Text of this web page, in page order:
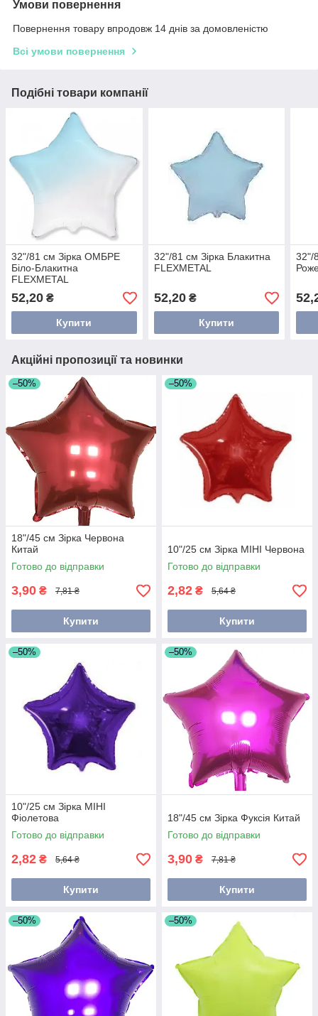
Умови повернення
Повернення товару впродовж 14 днів за домовленістю
Всі умови повернення
Подібні товари компанії
32"/81 см Зірка ОМБРЕ
Біло-Блакитна
FLEXMETAL
52,20 ₴
Купити
32"/81 см Зірка Блакитна
FLEXMETAL
52,20₴
Купити
32"/
Акційні пропозиції та новинки
–50%
18"/45 см Зірка Червона
Китай
Готово до відправки
3,90 ₴ 7,81 ₴
Купити
–50%
10"/25 см Зірка МІНІ Червона
Готово до відправки
2,82 ₴ 5,64 ₴
Купити
–50%
10"/25 см Зірка МІНІ
Фіолетова
Готово до відправки
2,82 ₴ 5,64 ₴
Купити
–50%
18"/45 см Зірка Фуксія Китай
Готово до відправки
3,90 ₴ 7,81 ₴
Купити
–50% –50%